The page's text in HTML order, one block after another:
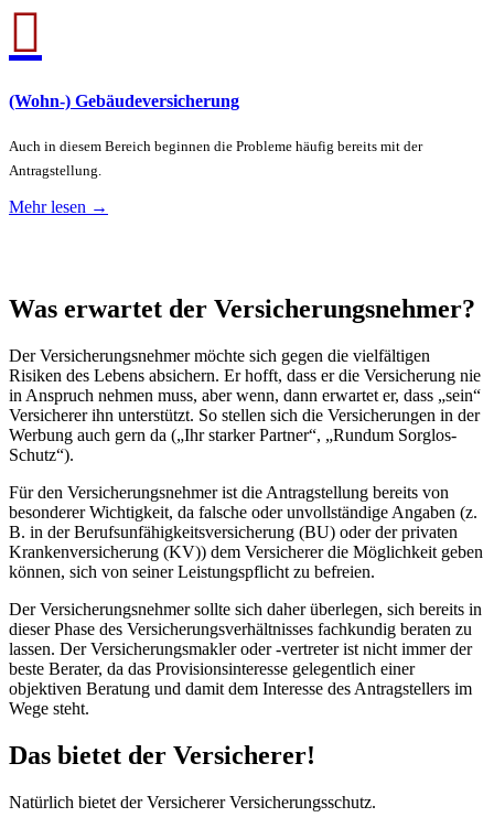

(Wohn-) Gebäudeversicherung
Auch in diesem Bereich beginnen die Probleme häufig bereits mit der
Antragstellung.
Mehr lesen →
Was erwartet der Versicherungsnehmer?
Der Versicherungsnehmer möchte sich gegen die vielfältigen
Risiken des Lebens absichern. Er hofft, dass er die Versicherung nie
in Anspruch nehmen muss, aber wenn, dann erwartet er, dass „sein“
Versicherer ihn unterstützt. So stellen sich die Versicherungen in der
Werbung auch gern da („Ihr starker Partner“, „Rundum Sorglos-
Schutz“).
Für den Versicherungsnehmer ist die Antragstellung bereits von
besonderer Wichtigkeit, da falsche oder unvollständige Angaben (z.
B. in der Berufsunfähigkeitsversicherung (BU) oder der privaten
Krankenversicherung (KV)) dem Versicherer die Möglichkeit geben
können, sich von seiner Leistungspflicht zu befreien.
Der Versicherungsnehmer sollte sich daher überlegen, sich bereits in
dieser Phase des Versicherungsverhältnisses fachkundig beraten zu
lassen. Der Versicherungsmakler oder -vertreter ist nicht immer der
beste Berater, da das Provisionsinteresse gelegentlich einer
objektiven Beratung und damit dem Interesse des Antragstellers im
Wege steht.
Das bietet der Versicherer!
Natürlich bietet der Versicherer Versicherungsschutz.